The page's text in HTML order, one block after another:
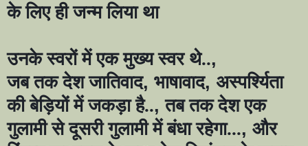
के लिए ही जन्म लिया था
उनके स्वरों में एक मुख्य स्वर थे..,
जब तक देश जातिवाद, भाषावाद, अस्पर्श्यिता
की बेड़ियों में जकड़ा है..,तब तक देश एक
गुलामी से दूसरी गुलामी में बंधा रहेगा..., और